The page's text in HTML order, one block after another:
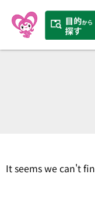
It seems we can't